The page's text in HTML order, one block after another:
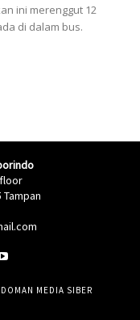
ini merenggut 12
di dalam bus.
Tampan
MEDIA SIBER